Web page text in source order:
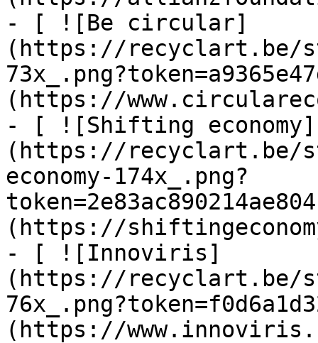
- [ ![Be circular]
(https://recyclart.be/
(https://
- [ ![Shifting economy]
(https://recyclart.be/
economy-174x_.png?
(https://
- [ ![Innoviris]
(https://recyclart.be/
(https://